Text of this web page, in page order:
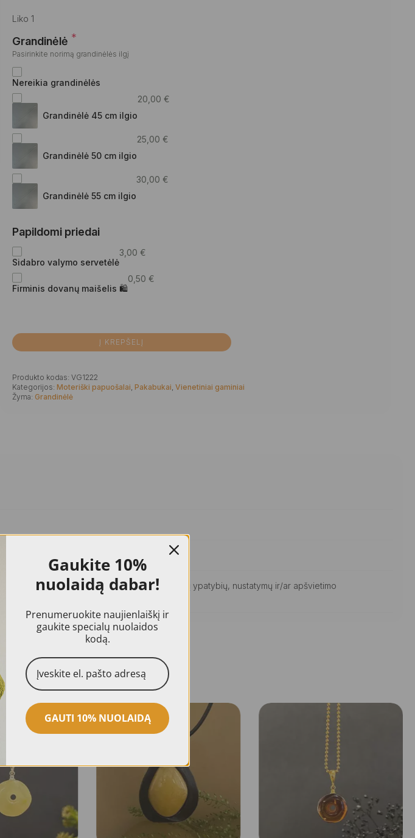
Liko 1
Grandinėlė *
Pasirinkite norimą grandinėlės ilgį
Nereikia grandinėlės
Grandinėlė 45 cm ilgio
20,00 €
Grandinėlė 50 cm ilgio
25,00 €
Grandinėlė 55 cm ilgio
30,00 €
Papildomi priedai
Sidabro valymo servetėlė
3,00 €
Firminis dovanų maišelis 🛍
0,50 €
Į KREPŠELĮ
Produkto kodas: VG1222
Kategorijos: Moteriški papuošalai, Pakabukai, Vienetiniai gaminiai
Žyma: Grandinėlė
dėl naudojamų skirtingų įrenginių ekranų ypatybių, nustatymų ir/ar apšvietimo
Gaukite 10%
nuolaidą dabar!
Prenumeruokite naujienlaiškį ir
gaukite specialų nuolaidos
kodą.
GAUTI 10% NUOLAIDĄ